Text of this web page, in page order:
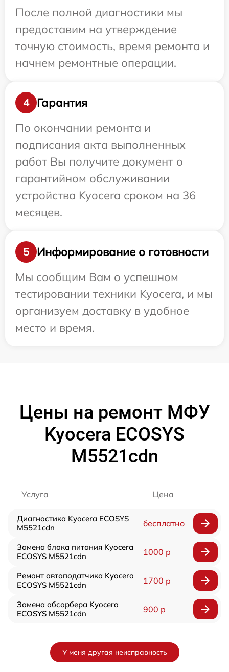
После полной диагностики мы
предоставим на утверждение
точную стоимость, время ремонта и
начнем ремонтные операции.
4
Гарантия
По окончании ремонта и
подписания акта выполненных
работ Вы получите документ о
гарантийном обслуживании
устройства Kyocera сроком на 36
месяцев.
5
Информирование о готовности
Мы сообщим Вам о успешном
тестировании техники Kyocera, и мы
организуем доставку в удобное
место и время.
Цены на ремонт МФУ
Kyocera ECOSYS
M5521cdn
Услуга Цена
Диагностика Kyocera ECOSYS
M5521cdn
бесплатно
Замена блока питания Kyocera
ECOSYS M5521cdn
1000 р
Ремонт автоподатчика Kyocera
ECOSYS M5521cdn
1700 р
Замена абсорбера Kyocera
ECOSYS M5521cdn
900 р
У меня другая неисправность